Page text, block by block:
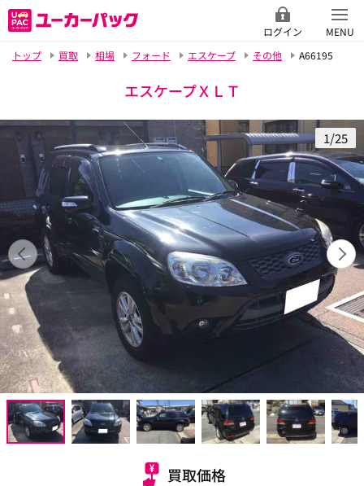
ログイン
MENU
トップ
買取 相場 フォード エスケープ その他 A66195
エスケープＸＬＴ
1/25
買取価格